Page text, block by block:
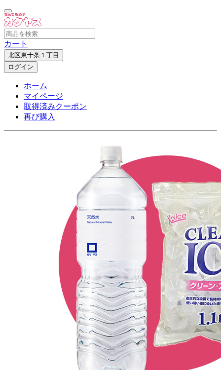
カート
北区東十条１丁目
ログイン
ホーム
マイページ
取得済みクーポン
再び購入